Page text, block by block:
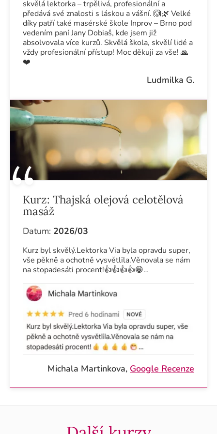
skvělá lektorka – trpělivá, profesionální a
předává své znalosti s láskou a vášní. 🙆🌿 Velké
díky patří také masérské škole Inprov – Brno pod
vedením paní Jany Dobiaš, kde jsem již
absolvovala více kurzů. Skvělá škola, skvělí lidé a
vždy profesionální přístup! Moc děkuji za vše! 🙏
❤️
Ludmilka G.
Kurz: Thajská olejová celotělová
masáž
Datum: 2026/03
Kurz byl skvělý.Lektorka Via byla opravdu super,
vše pěkně a ochotně vysvětlila.Věnovala se nám
na stopadesáti procent!👍👍👍👍😁…
Michala Martinkova, Google Recenze